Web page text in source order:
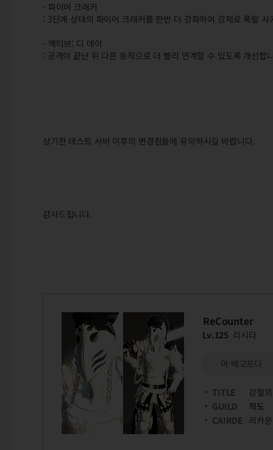
- 파이어 크래커
: 3단계 상태의 파이어 크래커를 한번 더 강화하여 강제로 폭발
- 액티브: 디 데이
: 공격이 끝난 뒤 다른 동작으로 더 빨리 연계할 수 있도록 개선합
상기한 테스트 서버 이후의 변경점들에 유의하시길 바랍니다.
감사드립니다.
ReCounter
Lv.125 리시타
아 배고프다
TITLE
강철
GUILD
적도
CAIRDE 리카